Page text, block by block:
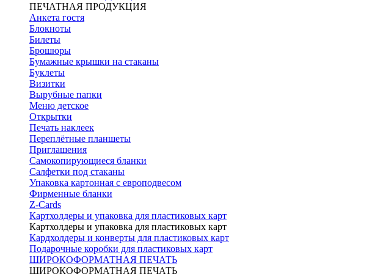
ПЕЧАТНАЯ ПРОДУКЦИЯ
Анкета гостя
Блокноты
Билеты
Брошюры
Бумажные крышки на стаканы
Буклеты
Визитки
Вырубные папки
Меню детское
Открытки
Печать наклеек
Переплётные планшеты
Приглашения
Самокопирующиеся бланки
Салфетки под стаканы
Упаковка картонная с европодвесом
Фирменные бланки
Z-Cards
Картхолдеры и упаковка для пластиковых карт
Картхолдеры и упаковка для пластиковых карт
Кардхолдеры и конверты для пластиковых карт
Подарочные коробки для пластиковых карт
ШИРОКОФОРМАТНАЯ ПЕЧАТЬ
ШИРОКОФОРМАТНАЯ ПЕЧАТЬ